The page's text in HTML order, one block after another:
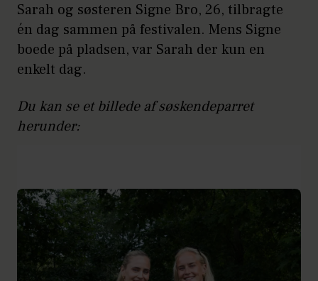
Sarah og søsteren Signe Bro, 26, tilbragte
én dag sammen på festivalen. Mens Signe
boede på pladsen, var Sarah der kun en
enkelt dag.
Du kan se et billede af søskendeparret
herunder: